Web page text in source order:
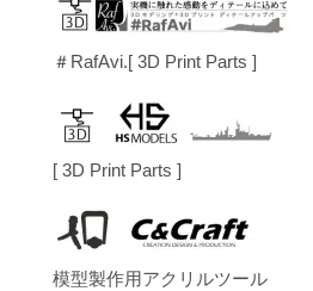
＃RafAvi.[ 3D Print Parts ]
[ 3D Print Parts ]
模型製作用アクリルツール